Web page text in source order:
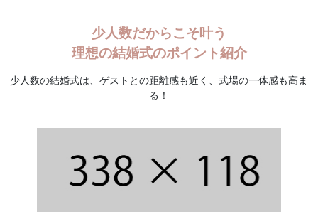
少人数だからこそ叶う
理想の結婚式のポイント紹介
少人数の結婚式は、ゲストとの距離感も近く、式場の一体感も高ま
る！